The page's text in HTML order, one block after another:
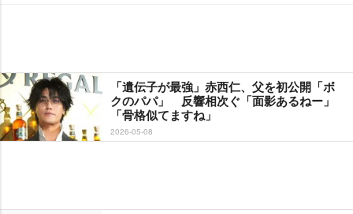
「遺伝子が最強」赤西仁、父を初公開「ボ
クのパパ」 反響相次ぐ「面影あるねー」
「骨格似てますね」
2026-05-08